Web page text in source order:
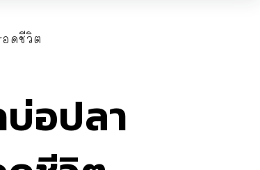
ดชีวิต
อปลา